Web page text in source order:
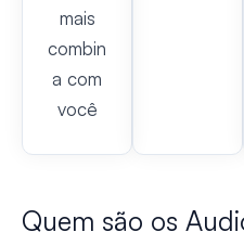
mais
combin
a com
você
Quem são os